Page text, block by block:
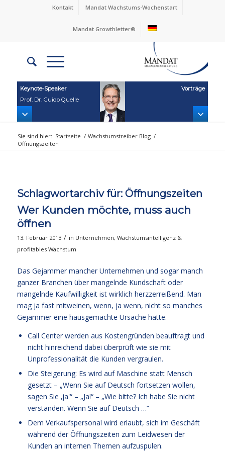
Kontakt Mandat Wachstums-Wochenstart
Mandat Growthletter®
Keynote‑Speaker
Prof. Dr. Guido Quelle
Vorträge
Sie sind hier: Startseite / Wachstumstreiber Blog /
Öffnungszeiten
Schlagwortarchiv für: Öffnungszeiten
Wer Kunden möchte, muss auch
öffnen
13. Februar 2013 / in Unternehmen, Wachstumsintelligenz &
profitables Wachstum
Das Gejammer mancher Unternehmen und sogar manch
ganzer Branchen über mangelnde Kundschaft oder
mangelnde Kaufwilligkeit ist wirklich herzzerreißend. Man
mag ja fast mitweinen, wenn, ja wenn, nicht so manches
Gejammer eine hausgemachte Ursache hätte.
Call Center werden aus Kostengründen beauftragt und
nicht hinreichend dabei überprüft wie sie mit
Unprofessionalität die Kunden vergraulen.
Die Steigerung: Es wird auf Maschine statt Mensch
gesetzt – „Wenn Sie auf Deutsch fortsetzen wollen,
sagen Sie ‚ja'“ – „Ja!“ – „Wie bitte? Ich habe Sie nicht
verstanden. Wenn Sie auf Deutsch …“
Dem Verkaufspersonal wird erlaubt, sich im Geschäft
während der Öffnungszeiten zum Leidwesen der
Kunden an internen Themen aufzuspulen.